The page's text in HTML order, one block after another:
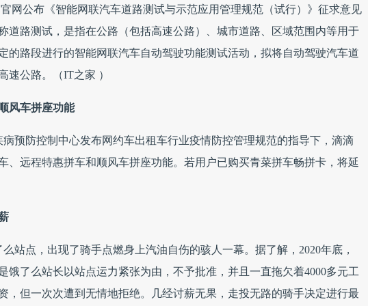
网公布《智能网联汽车道路测试与示范应用管理规范（试行）》征求意见
道路测试，是指在公路（包括高速公路）、城市道路、区域范围内等用于
的路段进行的智能网联汽车自动驾驶功能测试活动，拟将自动驾驶汽车道
速公路。（IT之家 ）
风车拼座功能
预防控制中心发布网约车出租车行业疫情防控管理规范的指导下，滴滴
、远程特惠拼车和顺风车拼座功能。若用户已购买青菜拼车畅拼卡，将延
站点，出现了骑手点燃身上汽油自伤的骇人一幕。据了解，2020年底，
饿了么站长以站点运力紧张为由，不予批准，并且一直拖欠着4000多元工
，但一次次遭到无情地拒绝。几经讨薪无果，走投无路的骑手决定进行最